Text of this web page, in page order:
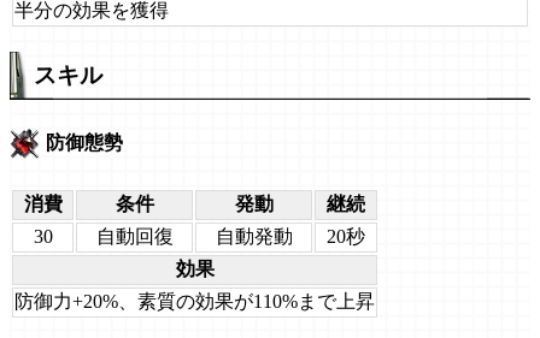
半分の効果を獲得
スキル
防御態勢
消費 条件 発動
継続
30
自動回復 自動発動
20秒
効果
防御力+20%、素質の効果が110%まで上昇